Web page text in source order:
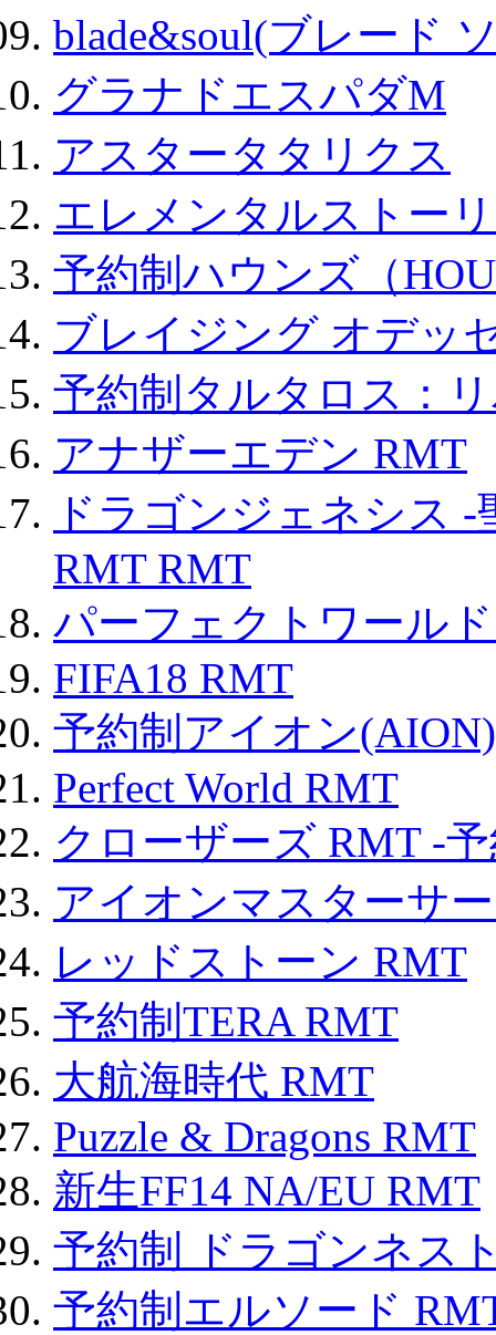
blade&soul(ブレード
グラナドエスパダM
アスタータタリクス
エレメンタルストー
予約制ハウンズ（
ブレイジング オデッ
予約制タルタロス：
アナザーエデン RMT
ドラゴンジェネシス
RMT RMT
パーフェクトワール
FIFA18 RMT
予約制アイオン
Perfect World RMT
クローザーズ RMT -
アイオンマスターサ
レッドストーン RMT
予約制TERA RMT
大航海時代 RMT
Puzzle & Dragons RMT
新生FF14 NA/EU RMT
予約制 ドラゴンネス
予約制エルソード